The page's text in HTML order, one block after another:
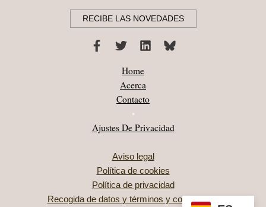
RECIBE LAS NOVEDADES
Home
Acerca
Contacto
•
Ajustes De Privacidad
Aviso legal
Política de cookies
Política de privacidad
Recogida de datos y términos y condiciones